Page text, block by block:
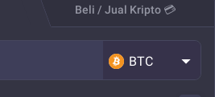
Beli / Jual Kripto 💳
BTC